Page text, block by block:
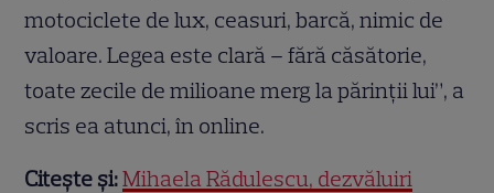
motociclete de lux, ceasuri, barcă, nimic de
valoare. Legea este clară – fără căsătorie,
toate zecile de milioane merg la părinții lui”, a
scris ea atunci, în online.
Citește și:Mihaela Rădulescu, dezvăluiri